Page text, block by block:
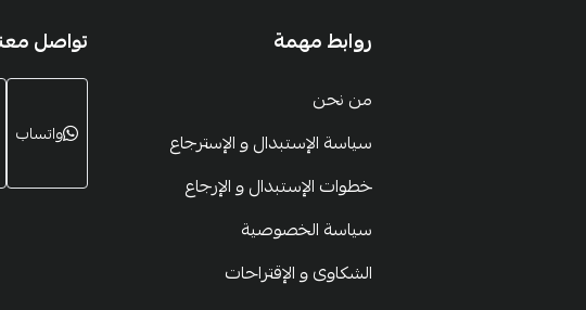
روابط مهمة
من نحن
سياسة الإستبدال و الإسترجاع
خطوات الإستبدال و الإرجاع
سياسة الخصوصية
الشكاوى و الإقتراحات
تواصل
واتساب